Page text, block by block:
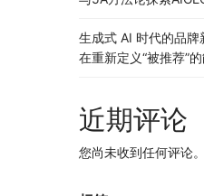
生成式 AI 时代的品牌
在重新定义“被推荐”
近期评论
您尚未收到任何评论。